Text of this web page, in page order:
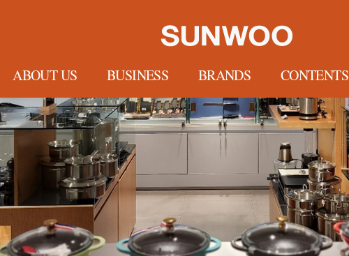
ABOUT US BUSINESS BRANDS CONTENTS